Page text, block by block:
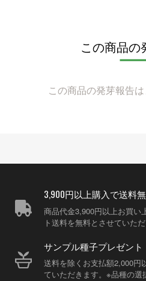
この商品の
この商品の発芽報告は
3,900円以上購入で送料
商品代金3,900円以上お買い
ト送料を無料とさせていただ
サンプル種子プレゼント
送料を除くお支払額2,000円
ていただきます。※品種の選